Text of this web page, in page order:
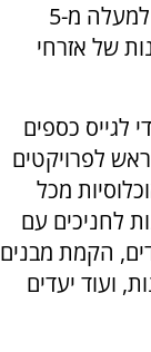
הקמפיין הסתיים בהצלחה לאחר שגויסו למעלה מ-5
של אזרחי
לגייס כספים
לפרויקטים
מכל
לחניכים עם
הקמת מבנים
ועוד יעדים